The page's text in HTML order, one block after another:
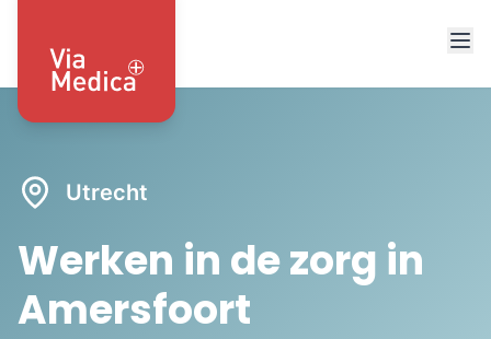
Utrecht
Werken in de zorg in
Amersfoort